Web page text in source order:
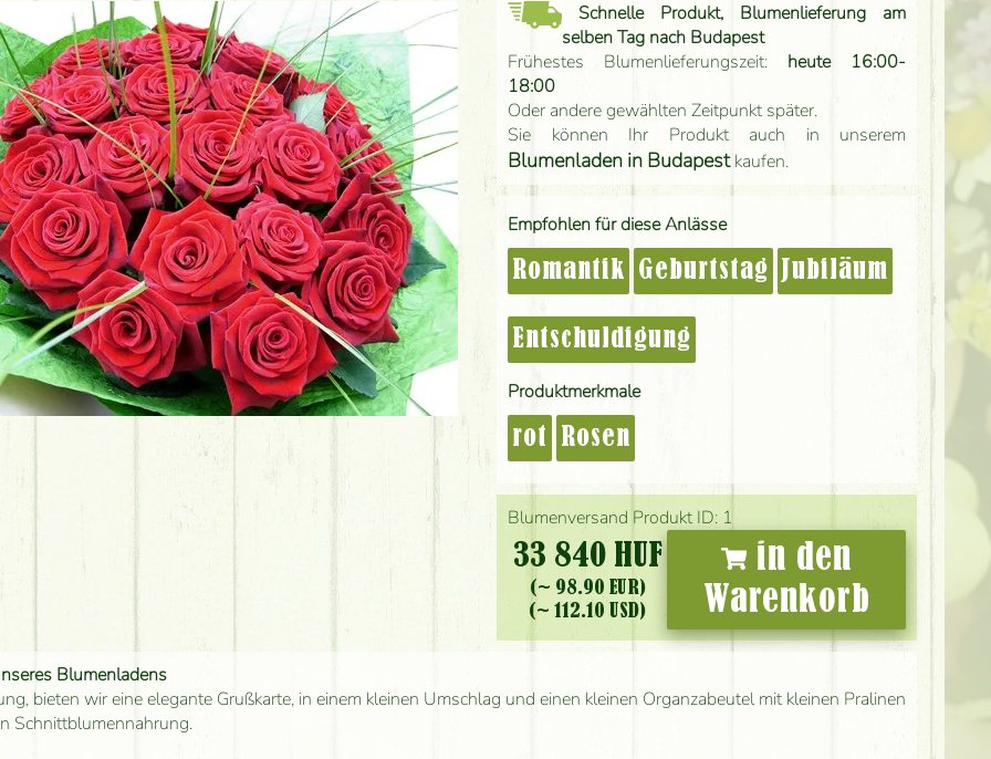
Blumenversand Produkt ID: 1
33 840 HUF
(~ 98.90 EUR)
(~ 112.10 USD)
in den
Warenkorb
Schnelle Produkt, Blumenlieferung am
selben Tag nach Budapest
Frühestes Blumenlieferungszeit: heute 16:00-
18:00
Oder andere gewählten Zeitpunkt später.
Sie können Ihr Produkt auch in unserem
Blumenladen in Budapestkaufen.
Empfohlen für diese Anlässe
Romantik Geburtstag Jubiläum
Entschuldigung
Produktmerkmale
rot Rosen
Blumenladens
bieten wir eine elegante Grußkarte, in einem kleinen Umschlag und einen kleinen Organzabeutel mit kleinen Pralinen
Schnittblumennahrung.